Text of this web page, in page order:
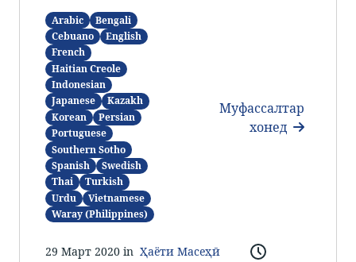
Arabic
Bengali
Cebuano
English
French
Haitian Creole
Indonesian
Japanese
Kazakh
Korean
Persian
Portuguese
Southern Sotho
Spanish
Swedish
Thai
Turkish
Urdu
Vietnamese
Waray (Philippines)
Муфассалтар
хонед
29 Март 2020 in Ҳаёти Масеҳӣ